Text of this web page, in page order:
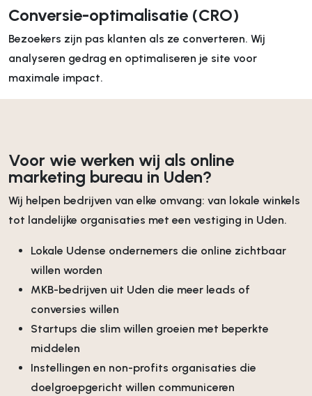
Conversie-optimalisatie (CRO)
Bezoekers zijn pas klanten als ze converteren. Wij
analyseren gedrag en optimaliseren je site voor
maximale impact.
Voor wie werken wij als online
marketing bureau in Uden?
Wij helpen bedrijven van elke omvang: van lokale winkels
tot landelijke organisaties met een vestiging in Uden.
Lokale Udense ondernemers die online zichtbaar
willen worden
MKB-bedrijven uit Uden die meer leads of
conversies willen
Startups die slim willen groeien met beperkte
middelen
Instellingen en non-profits organisaties die
doelgroepgericht willen communiceren